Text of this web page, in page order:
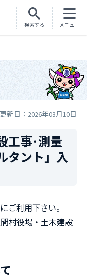
検索する メニュー
更新日：2026年03月10日
工事･測量
タント」入
ご利用下さい。
村役場・土木建設